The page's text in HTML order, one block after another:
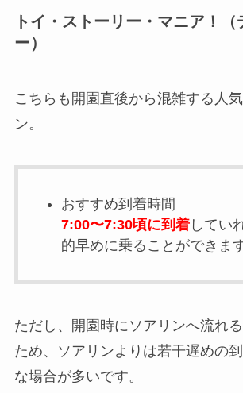
トイ・ストーリー・マニア！
ー）
こちらも開園直後から混雑する人
ン。
おすすめ到着時間
7:00〜7:30頃に到着してい
的早めに乗ることができます
ただし、開園時にソアリンへ流れ
ため、ソアリンよりは若干遅めの
な場合が多いです。